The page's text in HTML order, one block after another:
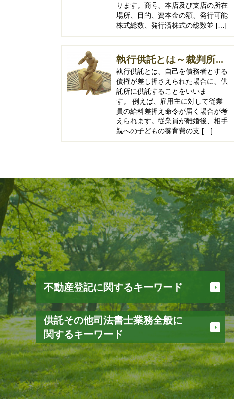
ります。商号、本店及び支店の所在
場所、目的、資本金の額、発行可能
株式総数、発行済株式の総数並 […]
執行供託とは～裁判所...
執行供託とは、自己を債務者とする
債権が差し押さえられた場合に、供
託所に供託することをいいま
す。 例えば、雇用主に対して従業
員の給料差押え命令が届く場合が考
えられます。従業員が離婚後、相手
親への子どもの養育費の支 […]
不動産登記に関するキーワード
建物 登記 種類
不動産 名義変更
法務省 登記
登記 印鑑証明書 とは
不動産 登記簿
抵当権 設定 とは
不動産登記 必要書類
登記 住所 変更
供託その他司法書士業務全般に
関するキーワード
成年後見 必要書類
不正 請求
信託 契約
営業 保証金